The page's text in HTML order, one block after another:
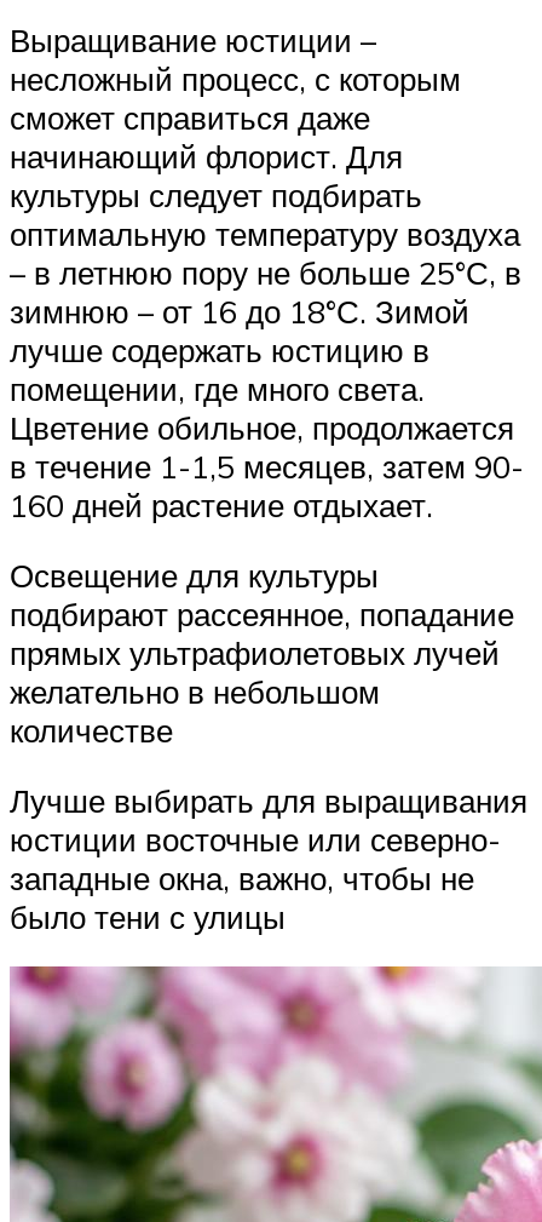
Выращивание юстиции –
несложный процесс, с которым
сможет справиться даже
начинающий флорист. Для
культуры следует подбирать
оптимальную температуру воздуха
– в летнюю пору не больше 25°С, в
зимнюю – от 16 до 18°С. Зимой
лучше содержать юстицию в
помещении, где много света.
Цветение обильное, продолжается
в течение 1-1,5 месяцев, затем 90-
160 дней растение отдыхает.
Освещение для культуры
подбирают рассеянное, попадание
прямых ультрафиолетовых лучей
желательно в небольшом
количестве
Лучше выбирать для выращивания
юстиции восточные или северно-
западные окна, важно, чтобы не
было тени с улицы